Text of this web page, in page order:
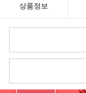
상품정보